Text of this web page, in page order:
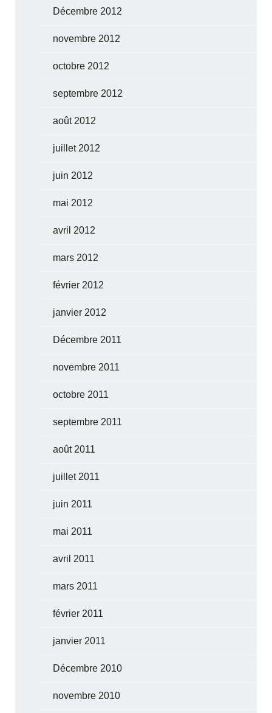
Décembre 2012
novembre 2012
octobre 2012
septembre 2012
août 2012
juillet 2012
juin 2012
mai 2012
avril 2012
mars 2012
février 2012
janvier 2012
Décembre 2011
novembre 2011
octobre 2011
septembre 2011
août 2011
juillet 2011
juin 2011
mai 2011
avril 2011
mars 2011
février 2011
janvier 2011
Décembre 2010
novembre 2010